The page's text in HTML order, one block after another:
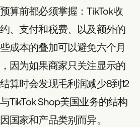
算前都必须掌握：TikTok收
、支付和税费、以及额外的
成本的叠加可以避免六个月
因为如果商家只关注显示的
算时会发现毛利润减少8到12
TikTok Shop美国业务的结构
国家和产品类别而异。